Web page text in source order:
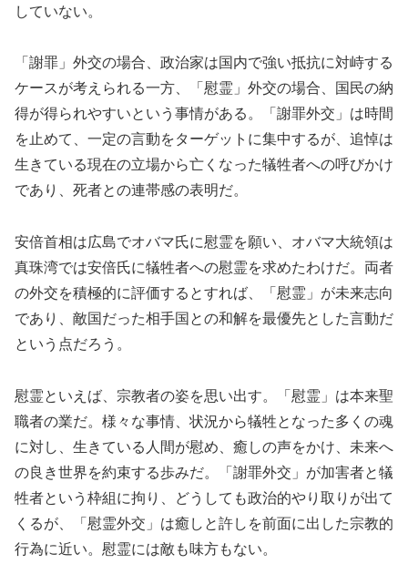
していない。
「謝罪」外交の場合、政治家は国内で強い抵抗に対峙する
ケースが考えられる一方、「慰霊」外交の場合、国民の納
得が得られやすいという事情がある。「謝罪外交」は時間
を止めて、一定の言動をターゲットに集中するが、追悼は
生きている現在の立場から亡くなった犠牲者への呼びかけ
であり、死者との連帯感の表明だ。
安倍首相は広島でオバマ氏に慰霊を願い、オバマ大統領は
真珠湾では安倍氏に犠牲者への慰霊を求めたわけだ。両者
の外交を積極的に評価するとすれば、「慰霊」が未来志向
であり、敵国だった相手国との和解を最優先とした言動だ
という点だろう。
慰霊といえば、宗教者の姿を思い出す。「慰霊」は本来聖
職者の業だ。様々な事情、状況から犠牲となった多くの魂
に対し、生きている人間が慰め、癒しの声をかけ、未来へ
の良き世界を約束する歩みだ。「謝罪外交」が加害者と犠
牲者という枠組に拘り、どうしても政治的やり取りが出て
くるが、「慰霊外交」は癒しと許しを前面に出した宗教的
行為に近い。慰霊には敵も味方もない。